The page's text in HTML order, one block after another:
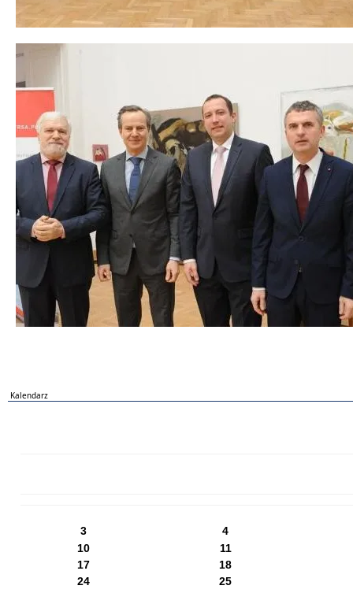
Kalendarz
3
4
10
11
17
18
24
25